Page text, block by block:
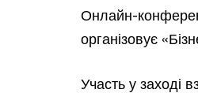
Онлайн-
організовує
Участь у заході